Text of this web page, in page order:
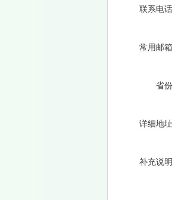
联系电话
常用邮箱
省份
详细地址
补充说明